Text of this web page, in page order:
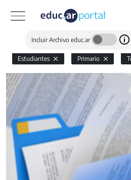
Incluir Archivo educ.ar
Estudiantes Primario